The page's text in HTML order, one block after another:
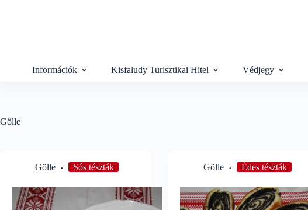
Információk Kisfaludy Turisztikai Hitel Védjegy
Gölle
Gölle Sós tészták Gölle Édes tészták